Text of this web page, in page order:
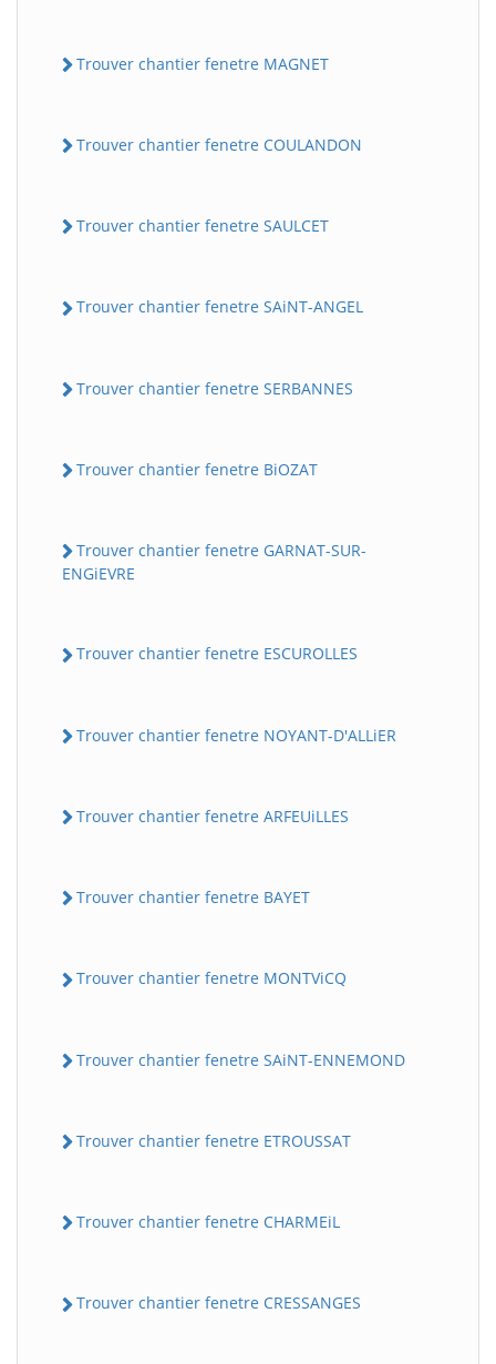
Trouver chantier fenetre MAGNET
Trouver chantier fenetre COULANDON
Trouver chantier fenetre SAULCET
Trouver chantier fenetre SAiNT-ANGEL
Trouver chantier fenetre SERBANNES
Trouver chantier fenetre BiOZAT
Trouver chantier fenetre GARNAT-SUR-
ENGiEVRE
Trouver chantier fenetre ESCUROLLES
Trouver chantier fenetre NOYANT-D'ALLiER
Trouver chantier fenetre ARFEUiLLES
Trouver chantier fenetre BAYET
Trouver chantier fenetre MONTViCQ
Trouver chantier fenetre SAiNT-ENNEMOND
Trouver chantier fenetre ETROUSSAT
Trouver chantier fenetre CHARMEiL
Trouver chantier fenetre CRESSANGES
B BatiWebPro
Assistant en ligne